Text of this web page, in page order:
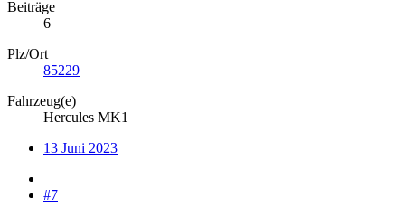
Beiträge
6
Plz/Ort
85229
Fahrzeug(e)
Hercules MK1
13 Juni 2023
#7